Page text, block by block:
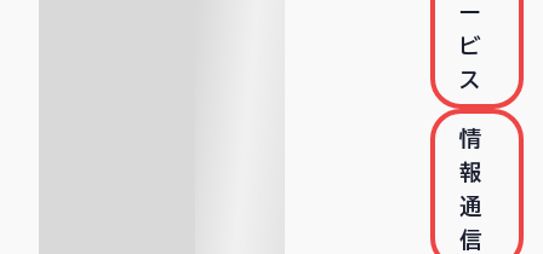
ー
ビ
ス
情
報
通
信